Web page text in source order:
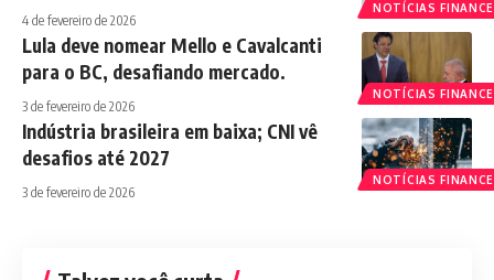
NOTÍCIAS
4 de fevereiro de 2026
NOTÍCIAS
Lula deve nomear Mello e Cavalcanti
para o BC, desafiando mercado.
3 de fevereiro de 2026
NOTÍCIAS
Indústria brasileira em baixa; CNI vê
desafios até 2027
3 de fevereiro de 2026